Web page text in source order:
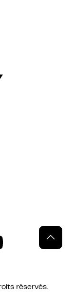
réservés.